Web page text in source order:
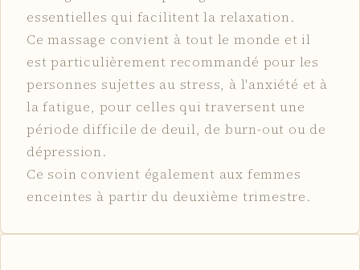
essentielles qui facilitent la relaxation.
Ce massage convient à tout le monde et il
est particulièrement recommandé pour les
personnes sujettes au stress, à l'anxiété et à
la fatigue, pour celles qui traversent une
période difficile de deuil, de burn-out ou de
dépression.
Ce soin convient également aux femmes
enceintes à partir du deuxième trimestre.